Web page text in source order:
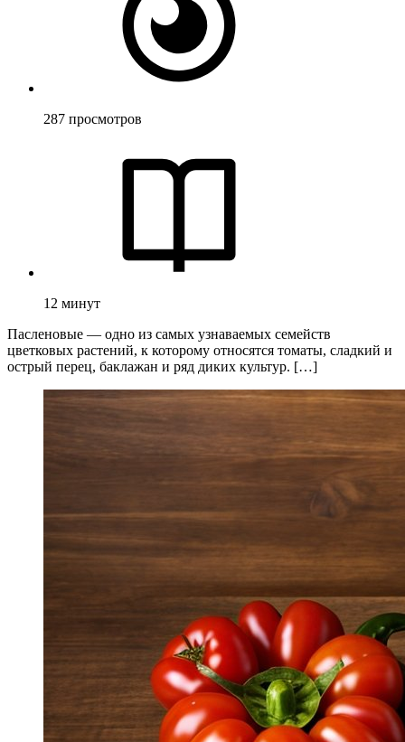
287 просмотров
12 минут
Пасленовые — одно из самых узнаваемых семейств
цветковых растений, к которому относятся томаты, сладкий и
острый перец, баклажан и ряд диких культур. […]